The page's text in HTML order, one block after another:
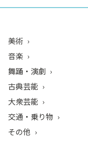
美術
音楽
舞踊・演劇
古典芸能
大衆芸能
交通・乗り物
その他